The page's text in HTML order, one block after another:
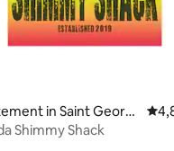
van 5 uit 5, 3
in Saint Georg
Shimmy Shack